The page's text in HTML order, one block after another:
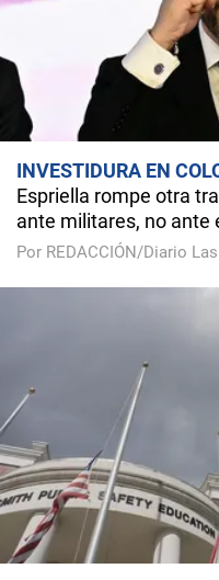
INVESTIDURA EN
Espriella rompe otra
ante militares, no ante
Por REDACCIÓN/Diario